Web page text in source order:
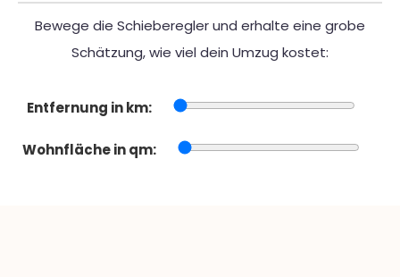
Bewege die Schieberegler und erhalte eine grobe
Schätzung, wie viel dein Umzug kostet:
Entfernung in km:
Wohnfläche in qm: